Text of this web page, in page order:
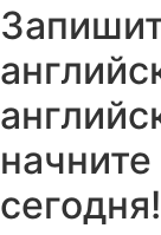
сегодня!